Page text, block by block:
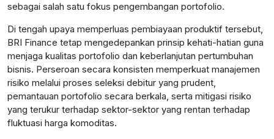
lensabidik.com
sebagai salah satu fokus pengembangan portofolio.
Di tengah upaya memperluas pembiayaan produktif tersebut,
BRI Finance tetap mengedepankan prinsip kehati-hatian guna
menjaga kualitas portofolio dan keberlanjutan pertumbuhan
bisnis. Perseroan secara konsisten memperkuat manajemen
risiko melalui proses seleksi debitur yang prudent,
pemantauan portofolio secara berkala, serta mitigasi risiko
yang terukur terhadap sektor-sektor yang rentan terhadap
fluktuasi harga komoditas.